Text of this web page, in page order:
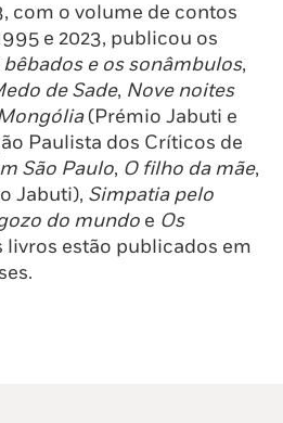
com o volume de contos
e 2023, publicou os
bêbados e os sonâmbulos,
de Sade, Nove noites
(Prémio Jabuti e
Paulista dos Críticos de
São Paulo, O filho da mãe,
Jabuti), Simpatia pelo
do mundo e Os
livros estão publicados em